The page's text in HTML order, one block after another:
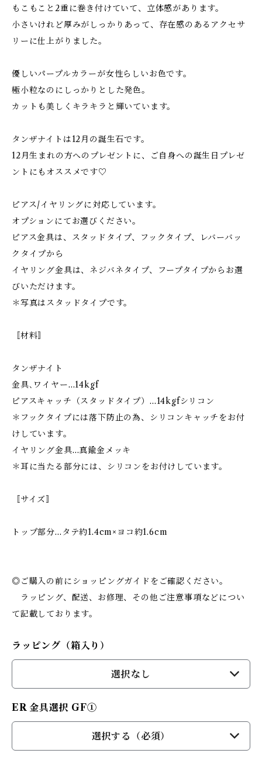
もこもこと2重に巻き付けていて、立体感があります。
小さいけれど厚みがしっかりあって、存在感のあるアクセサ
リーに仕上がりました。
優しいパープルカラーが女性らしいお色です。
極小粒なのにしっかりとした発色。
カットも美しくキラキラと輝いています。
タンザナイトは12月の誕生石です。
12月生まれの方へのプレゼントに、ご自身への誕生日プレゼ
ントにもオススメです♡
ピアス/イヤリングに対応しています。
オプションにてお選びください。
ピアス金具は、スタッドタイプ、フックタイプ、レバーバッ
クタイプから
イヤリング金具は、ネジバネタイプ、フープタイプからお選
びいただけます。
＊写真はスタッドタイプです。
〚材料〛
タンザナイト
金具､ワイヤー…14kgf
ピアスキャッチ（スタッドタイプ）…14kgfシリコン
＊フックタイプには落下防止の為、シリコンキャッチをお付
けしています。
イヤリング金具…真鍮金メッキ
＊耳に当たる部分には、シリコンをお付けしています。
〚サイズ〛
トップ部分…タテ約1.4cm×ヨコ約1.6cm
◎ご購入の前にショッピングガイドをご確認ください。
ラッピング、配送、お修理、その他ご注意事項などについ
て記載しております。
ラッピング（箱入り）
選択なし
ER 金具選択 GF①
選択する（必須）